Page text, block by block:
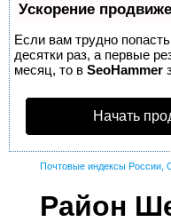
Ускорение
Если вам трудно
десятки раз, а первые
месяц, то в SeoHammer
Начать
Почтовые индексы
Район